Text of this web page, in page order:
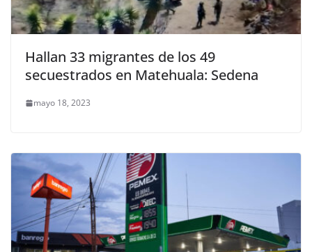
Hallan 33 migrantes de los 49
secuestrados en Matehuala: Sedena
mayo 18, 2023